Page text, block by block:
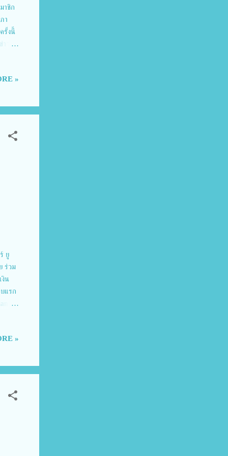
าชิก
า
รั้งนี้
วส่ง
นได้
ยังมี
ชน
»
ยู
ร่วม
งิน
แรก
มที่
และ
»